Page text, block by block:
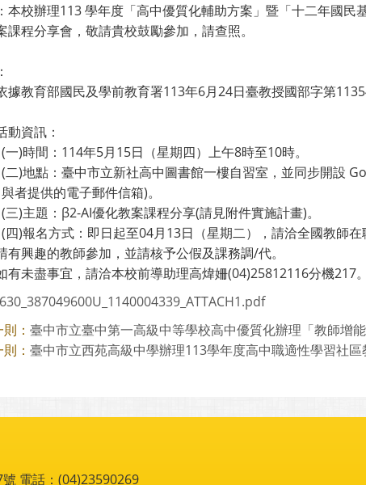
本校辦理113 學年度「高中優質化輔助方案」暨「十二年國
課程分享會，敬請貴校鼓勵參加，請查照。
據教育部國民及學前教育署113年6月24日臺教授國部字第
動資訊：
(一)時間：114年5月15日（星期四）上午8時至10時。
(二)地點：臺中市立新社高中圖書館一樓自習室，並同步開設
與者提供的電子郵件信箱)。
(三)主題：β2-AI優化教案課程分享(請見附件實施計畫)。
(四)報名方式：即日起至04月13日（星期二），請洽全國教師在
有興趣的教師參加，並請核予公假及課務調/代。
有未盡事宜，請洽本校前導助理高煒姍(04)25812116分機217。
： 臺中市立臺中第一高級中等學校高中優質化辦理「教師增
： 臺中市立西苑高級中學辦理113學年度高中職適性學習社區
電話：(04)23590269